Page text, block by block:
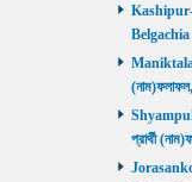
Kashipur-
Belgachia
Maniktala
প্রার্থী
Jorasanko